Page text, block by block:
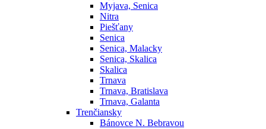
Myjava, Senica
Nitra
Piešťany
Senica
Senica, Malacky
Senica, Skalica
Skalica
Trnava
Trnava, Bratislava
Trnava, Galanta
Trenčiansky
Bánovce N. Bebravou